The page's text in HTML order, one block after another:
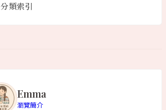
分類索引
Emma
瀏覽簡介